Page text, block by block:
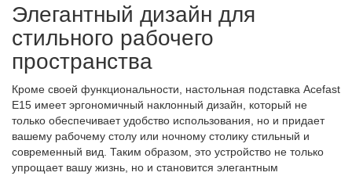
Элегантный дизайн для
стильного рабочего
пространства
Кроме своей функциональности, настольная подставка Acefast
E15 имеет эргономичный наклонный дизайн, который не
только обеспечивает удобство использования, но и придает
вашему рабочему столу или ночному столику стильный и
современный вид. Таким образом, это устройство не только
упрощает вашу жизнь, но и становится элегантным